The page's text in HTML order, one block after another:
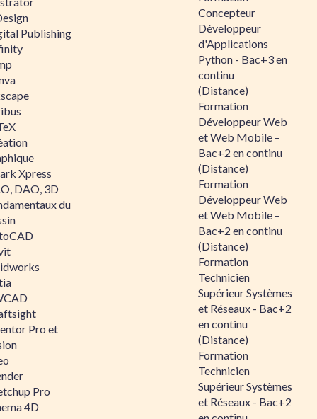
Publishing
Xpress
DAO, 3D
du
Pro et
Pro
4D
Concepteur
Développeur
d'Applications
Python - Bac+3 en
continu
(Distance)
Formation
Développeur Web
et Web Mobile –
Bac+2 en continu
(Distance)
Formation
Développeur Web
et Web Mobile –
Bac+2 en continu
(Distance)
Formation
Technicien
Supérieur Systèmes
et Réseaux - Bac+2
en continu
(Distance)
Formation
Technicien
Supérieur Systèmes
et Réseaux - Bac+2